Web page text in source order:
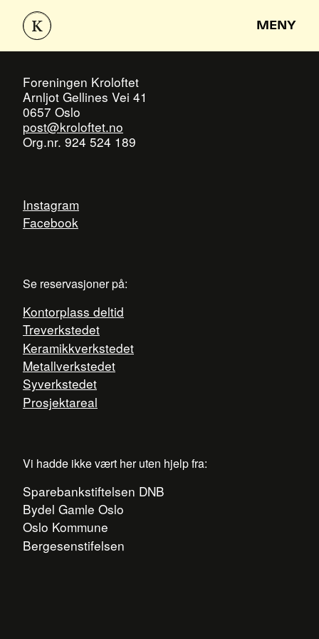
MENY
Foreningen Kroloftet
Arnljot Gellines Vei 41
0657 Oslo
post@kroloftet.no
Org.nr. 924 524 189
Instagram
Facebook
Se reservasjoner på:
Kontorplass deltid
Treverkstedet
Keramikkverkstedet
Metallverkstedet
Syverkstedet
Prosjektareal
Vi hadde ikke vært her uten hjelp fra:
Sparebankstiftelsen DNB
Bydel Gamle Oslo
Oslo Kommune
Bergesenstifelsen